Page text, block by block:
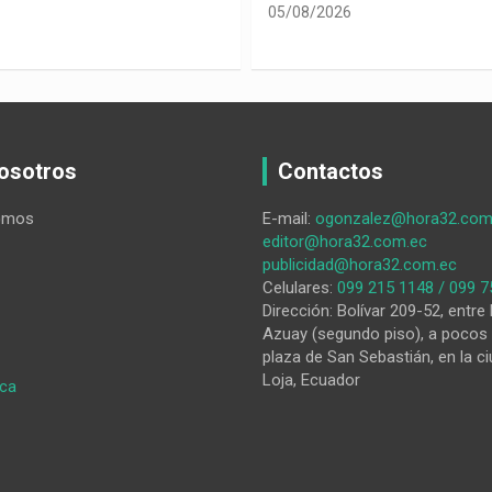
05/08/2026
:
Contactos
E-mail:
editor@hora32.com.ec
publicidad@hora32.com.ec
Celulares: 099 215 1148 / 099
Dirección: Bolívar 209-52, entre
Azuay (segundo piso), a
plaza de San Sebastián, en la
Loja, Ecuador